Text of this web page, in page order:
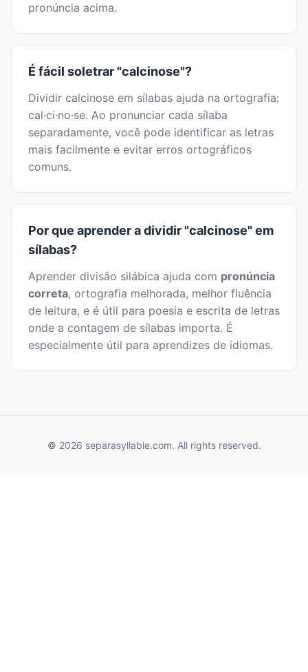
pronúncia acima.
É fácil soletrar "calcinose"?
Dividir calcinose em sílabas ajuda na ortografia:
cal·ci·no·se. Ao pronunciar cada sílaba
separadamente, você pode identificar as letras
mais facilmente e evitar erros ortográficos
comuns.
Por que aprender a dividir "calcinose" em
sílabas?
Aprender divisão silábica ajuda com pronúncia
correta, ortografia melhorada, melhor fluência
de leitura, e é útil para poesia e escrita de letras
onde a contagem de sílabas importa. É
especialmente útil para aprendizes de idiomas.
© 2026 separasyllable.com. All rights reserved.